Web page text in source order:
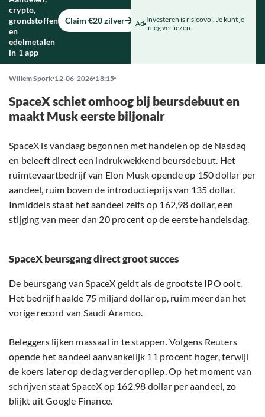
crypto,
grondstoffen
en
edelmetalen
in 1 app
Claim €20 zilver Ad Investeren is risicovol. Je kunt je
inleg verliezen.
Willem Spork 12-06-2026 18:15
SpaceX schiet omhoog bij beursdebuut en
maakt Musk eerste biljonair
SpaceX is vandaag begonnen met handelen op de Nasdaq
en beleeft direct een indrukwekkend beursdebuut. Het
ruimtevaartbedrijf van Elon Musk opende op 150 dollar per
aandeel, ruim boven de introductieprijs van 135 dollar.
Inmiddels staat het aandeel zelfs op 162,98 dollar, een
stijging van meer dan 20 procent op de eerste handelsdag.
SpaceX beursgang direct groot succes
De beursgang van SpaceX geldt als de grootste IPO ooit.
Het bedrijf haalde 75 miljard dollar op, ruim meer dan het
vorige record van Saudi Aramco.
Beleggers lijken massaal in te stappen. Volgens Reuters
opende het aandeel aanvankelijk 11 procent hoger, terwijl
de koers later op de dag verder opliep. Op het moment van
schrijven staat SpaceX op 162,98 dollar per aandeel, zo
blijkt uit Google Finance.